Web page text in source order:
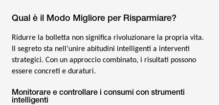
Qual è il Modo Migliore per Risparmiare?
Ridurre la bolletta non significa rivoluzionare la propria vita.
Il segreto sta nell’unire abitudini intelligenti a interventi
strategici. Con un approccio combinato, i risultati possono
essere concreti e duraturi.
Monitorare e controllare i consumi con strumenti
intelligenti